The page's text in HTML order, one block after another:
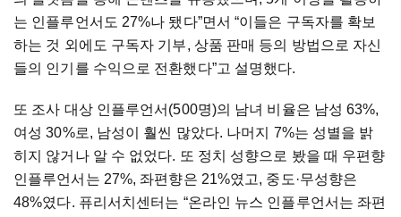
는 인플루언서도 27%나 됐다”면서 “이들은 구독자를 확보
하는 것 외에도 구독자 기부, 상품 판매 등의 방법으로 자신
들의 인기를 수익으로 전환했다”고 설명했다.
또 조사 대상 인플루언서(500명)의 남녀 비율은 남성 63%,
여성 30%로, 남성이 훨씬 많았다. 나머지 7%는 성별을 밝
히지 않거나 알 수 없었다. 또 정치 성향으로 봤을 때 우편향
인플루언서는 27%, 좌편향은 21%였고, 중도·무성향은
48%였다. 퓨리서치센터는 “온라인 뉴스 인플루언서는 좌편